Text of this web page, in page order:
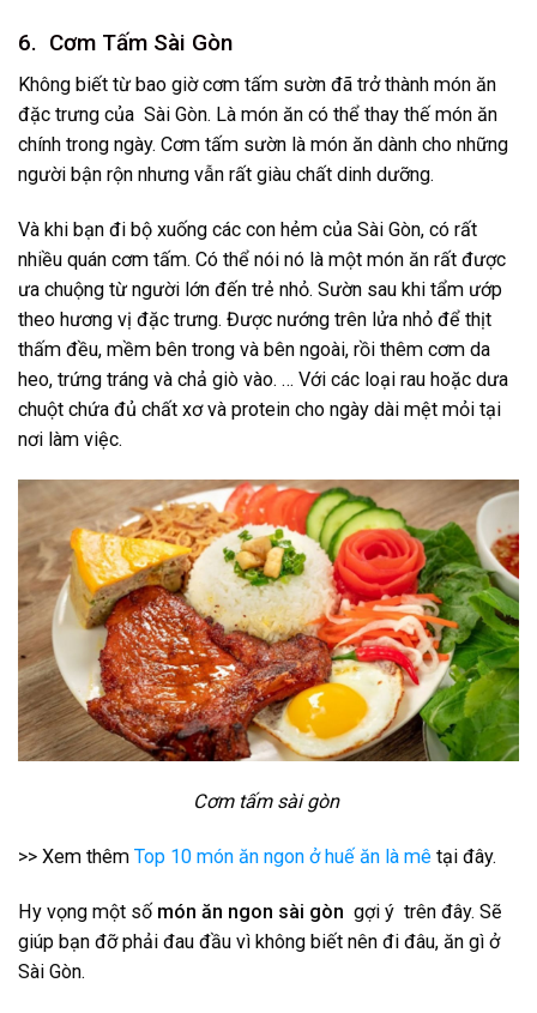
6. Cơm Tấm Sài Gòn
Không biết từ bao giờ cơm tấm sườn đã trở thành món ăn
đặc trưng của Sài Gòn. Là món ăn có thể thay thế món ăn
chính trong ngày. Cơm tấm sườn là món ăn dành cho những
người bận rộn nhưng vẫn rất giàu chất dinh dưỡng.
Và khi bạn đi bộ xuống các con hẻm của Sài Gòn, có rất
nhiều quán cơm tấm. Có thể nói nó là một món ăn rất được
ưa chuộng từ người lớn đến trẻ nhỏ. Sườn sau khi tẩm ướp
theo hương vị đặc trưng. Được nướng trên lửa nhỏ để thịt
thấm đều, mềm bên trong và bên ngoài, rồi thêm cơm da
heo, trứng tráng và chả giò vào. … Với các loại rau hoặc dưa
chuột chứa đủ chất xơ và protein cho ngày dài mệt mỏi tại
nơi làm việc.
Cơm tấm sài gòn
>> Xem thêm Top 10 món ăn ngon ở huế ăn là mê tại đây.
Hy vọng một số món ăn ngon sài gòn gợi ý trên đây. Sẽ
giúp bạn đỡ phải đau đầu vì không biết nên đi đâu, ăn gì ở
Sài Gòn.